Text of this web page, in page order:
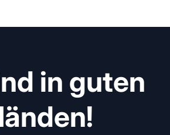
in guten